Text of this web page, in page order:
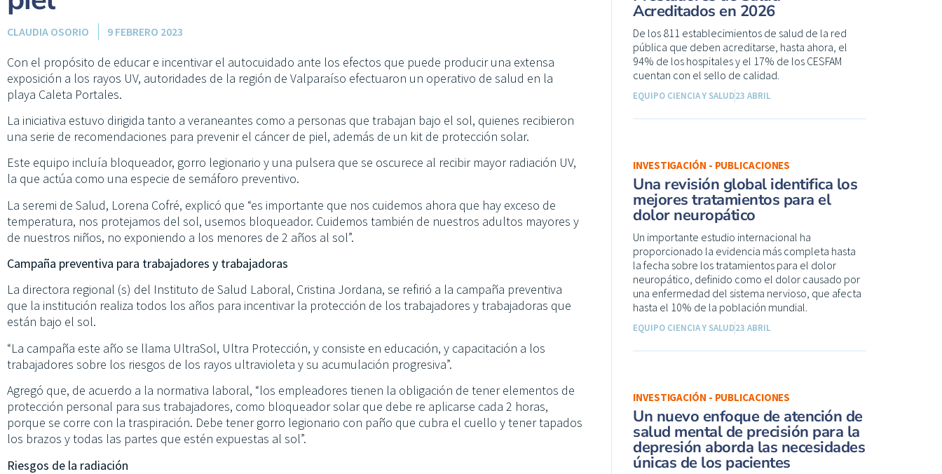
CLAUDIA OSORIO 9 FEBRERO 2023
Con el propósito de educar e incentivar el autocuidado ante los efectos que puede producir una extensa
exposición a los rayos UV, autoridades de la región de Valparaíso efectuaron un operativo de salud en la
playa Caleta Portales.
La iniciativa estuvo dirigida tanto a veraneantes como a personas que trabajan bajo el sol, quienes recibieron
una serie de recomendaciones para prevenir el cáncer de piel, además de un kit de protección solar.
Este equipo incluía bloqueador, gorro legionario y una pulsera que se oscurece al recibir mayor radiación UV,
la que actúa como una especie de semáforo preventivo.
La seremi de Salud, Lorena Cofré, explicó que “es importante que nos cuidemos ahora que hay exceso de
temperatura, nos protejamos del sol, usemos bloqueador. Cuidemos también de nuestros adultos mayores y
de nuestros niños, no exponiendo a los menores de 2 años al sol”.
Campaña preventiva para trabajadores y trabajadoras
La directora regional (s) del Instituto de Salud Laboral, Cristina Jordana, se refirió a la campaña preventiva
que la institución realiza todos los años para incentivar la protección de los trabajadores y trabajadoras que
están bajo el sol.
“La campaña este año se llama UltraSol, Ultra Protección, y consiste en educación, y capacitación a los
trabajadores sobre los riesgos de los rayos ultravioleta y su acumulación progresiva”.
Agregó que, de acuerdo a la normativa laboral, “los empleadores tienen la obligación de tener elementos de
protección personal para sus trabajadores, como bloqueador solar que debe re aplicarse cada 2 horas,
porque se corre con la traspiración. Debe tener gorro legionario con paño que cubra el cuello y tener tapados
los brazos y todas las partes que estén expuestas al sol”.
Riesgos de la radiación
Acreditados en 2026
De los 811 establecimientos de salud de la red
pública que deben acreditarse, hasta ahora, el
94% de los hospitales y el 17% de los CESFAM
cuentan con el sello de calidad.
EQUIPO CIENCIA Y SALUD23 ABRIL
INVESTIGACIÓN - PUBLICACIONES
Una revisión global identifica los
mejores tratamientos para el
dolor neuropático
Un importante estudio internacional ha
proporcionado la evidencia más completa hasta
la fecha sobre los tratamientos para el dolor
neuropático, definido como el dolor causado por
una enfermedad del sistema nervioso, que afecta
hasta el 10% de la población mundial.
EQUIPO CIENCIA Y SALUD23 ABRIL
INVESTIGACIÓN - PUBLICACIONES
Un nuevo enfoque de atención de
salud mental de precisión para la
depresión aborda las necesidades
únicas de los pacientes